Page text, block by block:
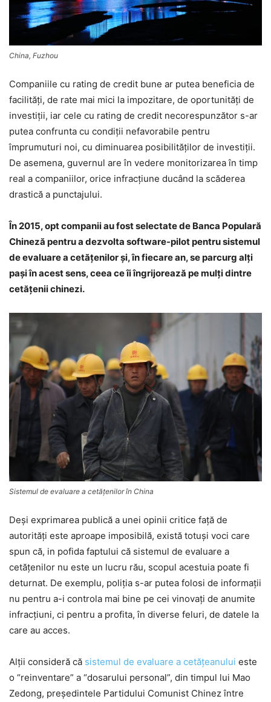
China, Fuzhou
Companiile cu rating de credit bune ar putea beneficia de
facilităţi, de rate mai mici la impozitare, de oportunităţi de
investiţii, iar cele cu rating de credit necorespunzător s-ar
putea confrunta cu condiţii nefavorabile pentru
împrumuturi noi, cu diminuarea posibilităţilor de investiţii.
De asemena, guvernul are în vedere monitorizarea în timp
real a companiilor, orice infracţiune ducând la scăderea
drastică a punctajului.
În 2015, opt companii au fost selectate de Banca Populară
Chineză pentru a dezvolta software-pilot pentru sistemul
de evaluare a cetăţenilor şi, în fiecare an, se parcurg alţi
paşi în acest sens, ceea ce îi îngrijorează pe mulţi dintre
cetăţenii chinezi.
Sistemul de evaluare a cetăţenilor în China
Deşi exprimarea publică a unei opinii critice faţă de
autorităţi este aproape imposibilă, există totuşi voci care
spun că, in pofida faptului că sistemul de evaluare a
cetăţenilor nu este un lucru rău, scopul acestuia poate fi
deturnat. De exemplu, poliţia s-ar putea folosi de informaţii
nu pentru a-i controla mai bine pe cei vinovaţi de anumite
infracţiuni, ci pentru a profita, în diverse feluri, de datele la
care au acces.
Alţii consideră că sistemul de evaluare a cetăţeanului este
o “reinventare” a “dosarului personal”, din timpul lui Mao
Zedong, preşedintele Partidului Comunist Chinez între